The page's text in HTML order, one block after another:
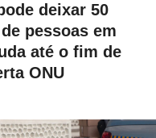
deixar 50
pessoas em
até o fim de
ONU